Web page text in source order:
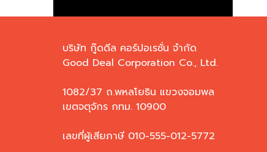
บริษัท กู๊ดดีล คอร์ปอเรชั่น จำกัด
Good Deal Corporation Co., Ltd.
1082/37 ถ.พหลโยธิน แขวงจอมพล
เขตจตุจักร กทม. 10900
เลขที่ผู้เสียภาษี 010-555-012-5772